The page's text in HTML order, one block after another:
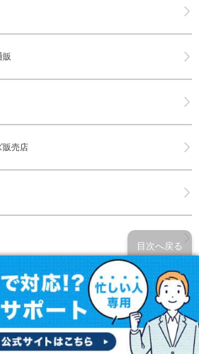
販
販売店
目次へ戻る